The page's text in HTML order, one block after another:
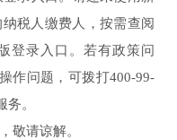
税人缴费人，按需查阅
登录 入口。若有政策问
作问题，可拨打400-99-
。
敬请谅解。